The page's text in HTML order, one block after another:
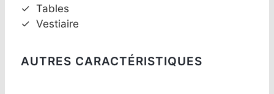
✓ Tables
✓ Vestiaire
AUTRES CARACTÉRISTIQUES